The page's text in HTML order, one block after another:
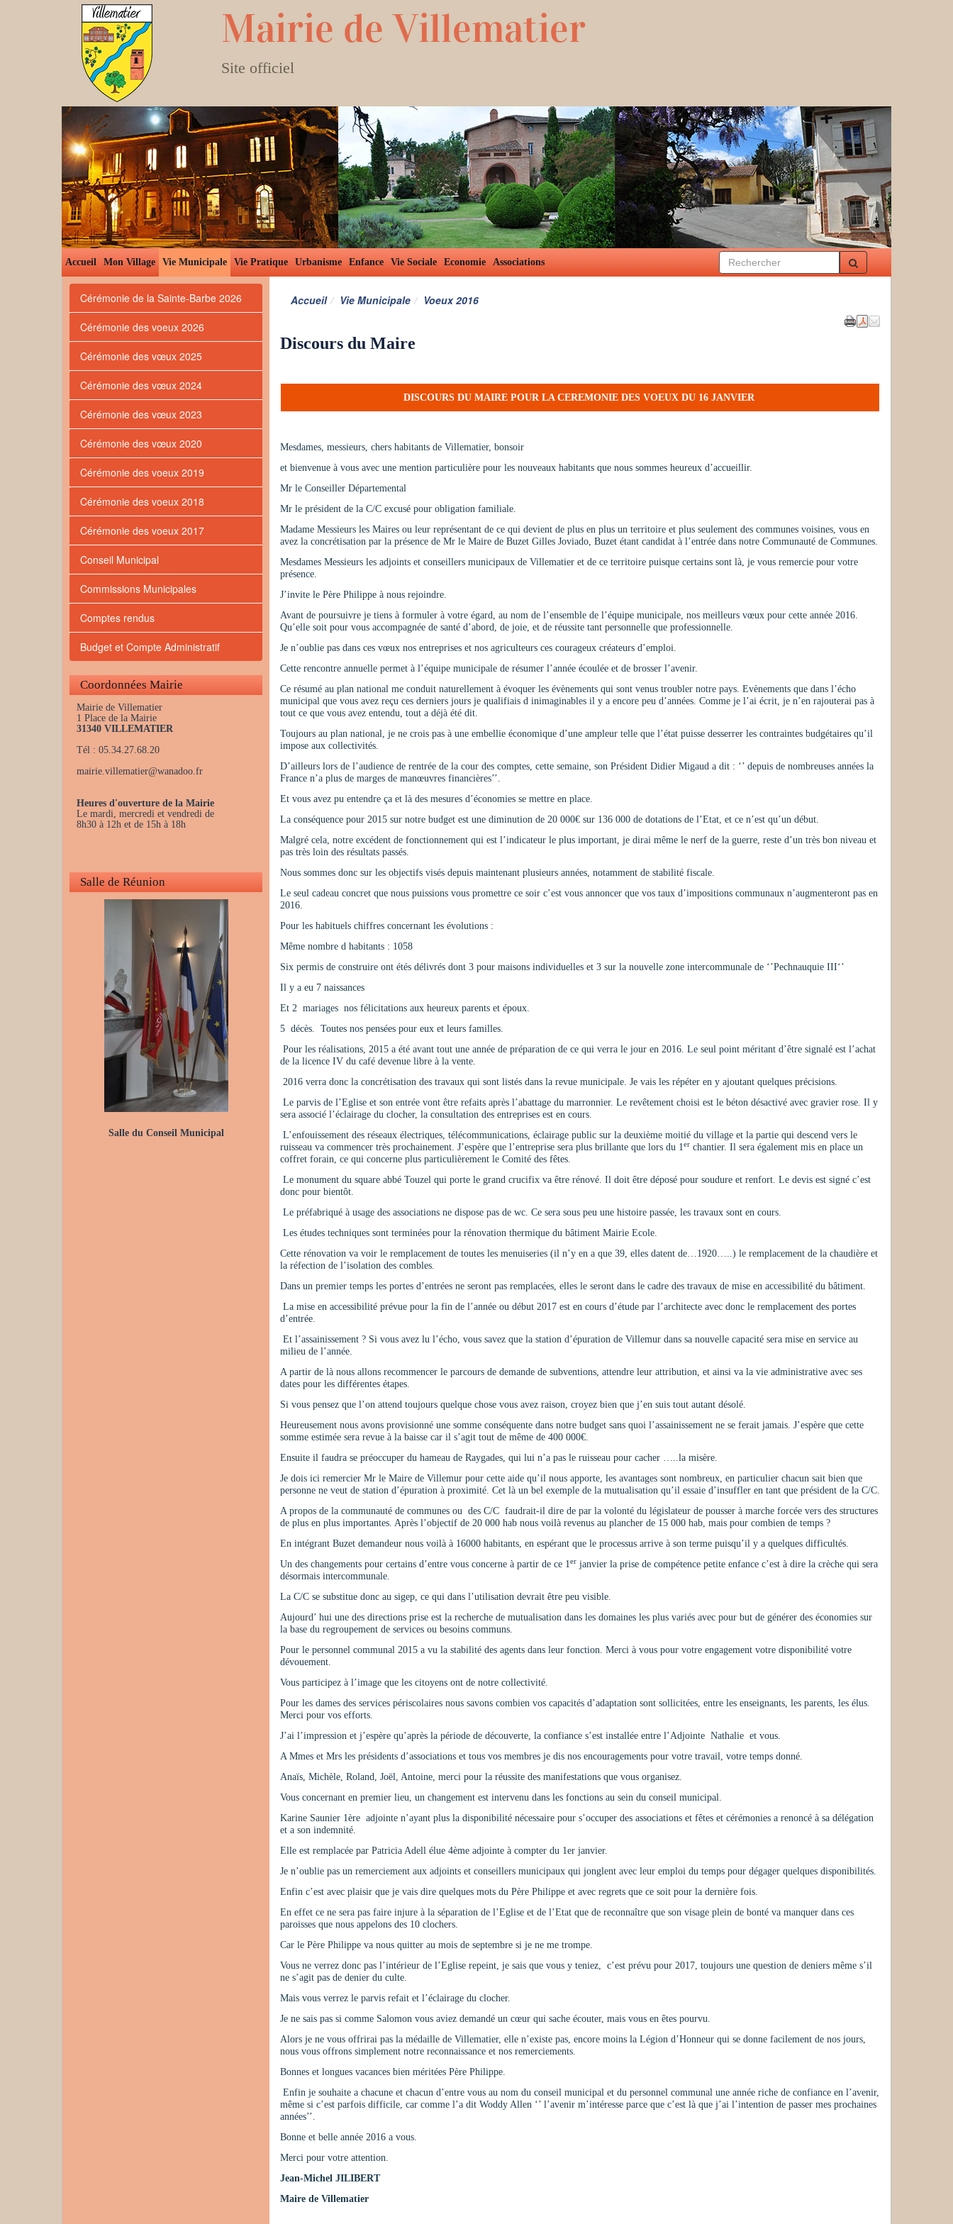
Mairie de Villematier
Site officiel
Accueil Mon Village Vie Municipale Vie Pratique Urbanisme Enfance Vie Sociale Economie Associations
Accueil Vie Municipale Voeux 2016
Discours du Maire
DISCOURS DU MAIRE POUR LA CEREMONIE DES VOEUX DU 16 JANVIER
Mesdames, messieurs, chers habitants de Villematier, bonsoir
et bienvenue à vous avec une mention particulière pour les nouveaux habitants que nous sommes heureux d’accueillir.
Mr le Conseiller Départemental
Mr le président de la C/C excusé pour obligation familiale.
Madame Messieurs les Maires ou leur représentant de ce qui devient de plus en plus un territoire et plus seulement des communes voisines, vous en
avez la concrétisation par la présence de Mr le Maire de Buzet Gilles Joviado, Buzet étant candidat à l’entrée dans notre Communauté de Communes.
Mesdames Messieurs les adjoints et conseillers municipaux de Villematier et de ce territoire puisque certains sont là, je vous remercie pour votre
présence.
J’invite le Père Philippe à nous rejoindre.
Avant de poursuivre je tiens à formuler à votre égard, au nom de l’ensemble de l’équipe municipale, nos meilleurs vœux pour cette année 2016.
Qu’elle soit pour vous accompagnée de santé d’abord, de joie, et de réussite tant personnelle que professionnelle.
Je n’oublie pas dans ces vœux nos entreprises et nos agriculteurs ces courageux créateurs d’emploi.
Cette rencontre annuelle permet à l’équipe municipale de résumer l’année écoulée et de brosser l’avenir.
Ce résumé au plan national me conduit naturellement à évoquer les évènements qui sont venus troubler notre pays. Evènements que dans l’écho
municipal que vous avez reçu ces derniers jours je qualifiais d inimaginables il y a encore peu d’années. Comme je l’ai écrit, je n’en rajouterai pas à
tout ce que vous avez entendu, tout a déjà été dit.
Toujours au plan national, je ne crois pas à une embellie économique d’une ampleur telle que l’état puisse desserrer les contraintes budgétaires qu’il
impose aux collectivités.
D’ailleurs lors de l’audience de rentrée de la cour des comptes, cette semaine, son Président Didier Migaud a dit : ‘’ depuis de nombreuses années la
France n’a plus de marges de manœuvres financières’’.
Et vous avez pu entendre ça et là des mesures d’économies se mettre en place.
La conséquence pour 2015 sur notre budget est une diminution de 20 000€ sur 136 000 de dotations de l’Etat, et ce n’est qu’un début.
Malgré cela, notre excédent de fonctionnement qui est l’indicateur le plus important, je dirai même le nerf de la guerre, reste d’un très bon niveau et
pas très loin des résultats passés.
Nous sommes donc sur les objectifs visés depuis maintenant plusieurs années, notamment de stabilité fiscale.
Le seul cadeau concret que nous puissions vous promettre ce soir c’est vous annoncer que vos taux d’impositions communaux n’augmenteront pas en
2016.
Pour les habituels chiffres concernant les évolutions :
Même nombre d habitants : 1058
Six permis de construire ont étés délivrés dont 3 pour maisons individuelles et 3 sur la nouvelle zone intercommunale de ‘’Pechnauquie III‘’
Il y a eu 7 naissances
Et 2 mariages nos félicitations aux heureux parents et époux.
5 décès. Toutes nos pensées pour eux et leurs familles.
Pour les réalisations, 2015 a été avant tout une année de préparation de ce qui verra le jour en 2016. Le seul point méritant d’être signalé est l’achat
de la licence IV du café devenue libre à la vente.
2016 verra donc la concrétisation des travaux qui sont listés dans la revue municipale. Je vais les répéter en y ajoutant quelques précisions.
Le parvis de l’Eglise et son entrée vont être refaits après l’abattage du marronnier. Le revêtement choisi est le béton désactivé avec gravier rose. Il y
sera associé l’éclairage du clocher, la consultation des entreprises est en cours.
L’enfouissement des réseaux électriques, télécommunications, éclairage public sur la deuxième moitié du village et la partie qui descend vers le
ruisseau va commencer très prochainement. J’espère que l’entreprise sera plus brillante que lors du 1er chantier. Il sera également mis en place un
coffret forain, ce qui concerne plus particulièrement le Comité des fêtes.
Le monument du square abbé Touzel qui porte le grand crucifix va être rénové. Il doit être déposé pour soudure et renfort. Le devis est signé c’est
donc pour bientôt.
Le préfabriqué à usage des associations ne dispose pas de wc. Ce sera sous peu une histoire passée, les travaux sont en cours.
Les études techniques sont terminées pour la rénovation thermique du bâtiment Mairie Ecole.
Cette rénovation va voir le remplacement de toutes les menuiseries (il n’y en a que 39, elles datent de…1920…..) le remplacement de la chaudière et
la réfection de l’isolation des combles.
Dans un premier temps les portes d’entrées ne seront pas remplacées, elles le seront dans le cadre des travaux de mise en accessibilité du bâtiment.
La mise en accessibilité prévue pour la fin de l’année ou début 2017 est en cours d’étude par l’architecte avec donc le remplacement des portes
d’entrée.
Et l’assainissement ? Si vous avez lu l’écho, vous savez que la station d’épuration de Villemur dans sa nouvelle capacité sera mise en service au
milieu de l’année.
A partir de là nous allons recommencer le parcours de demande de subventions, attendre leur attribution, et ainsi va la vie administrative avec ses
dates pour les différentes étapes.
Si vous pensez que l’on attend toujours quelque chose vous avez raison, croyez bien que j’en suis tout autant désolé.
Heureusement nous avons provisionné une somme conséquente dans notre budget sans quoi l’assainissement ne se ferait jamais. J’espère que cette
somme estimée sera revue à la baisse car il s’agit tout de même de 400 000€.
Ensuite il faudra se préoccuper du hameau de Raygades, qui lui n’a pas le ruisseau pour cacher …..la misère.
Je dois ici remercier Mr le Maire de Villemur pour cette aide qu’il nous apporte, les avantages sont nombreux, en particulier chacun sait bien que
personne ne veut de station d’épuration à proximité. Cet là un bel exemple de la mutualisation qu’il essaie d’insuffler en tant que président de la C/C.
A propos de la communauté de communes ou des C/C faudrait-il dire de par la volonté du législateur de pousser à marche forcée vers des structures
de plus en plus importantes. Après l’objectif de 20 000 hab nous voilà revenus au plancher de 15 000 hab, mais pour combien de temps ?
En intégrant Buzet demandeur nous voilà à 16000 habitants, en espérant que le processus arrive à son terme puisqu’il y a quelques difficultés.
Un des changements pour certains d’entre vous concerne à partir de ce 1er janvier la prise de compétence petite enfance c’est à dire la crèche qui sera
désormais intercommunale.
La C/C se substitue donc au sigep, ce qui dans l’utilisation devrait être peu visible.
Aujourd’ hui une des directions prise est la recherche de mutualisation dans les domaines les plus variés avec pour but de générer des économies sur
la base du regroupement de services ou besoins communs.
Pour le personnel communal 2015 a vu la stabilité des agents dans leur fonction. Merci à vous pour votre engagement votre disponibilité votre
dévouement.
Vous participez à l’image que les citoyens ont de notre collectivité.
Pour les dames des services périscolaires nous savons combien vos capacités d’adaptation sont sollicitées, entre les enseignants, les parents, les élus.
Merci pour vos efforts.
J’ai l’impression et j’espère qu’après la période de découverte, la confiance s’est installée entre l’Adjointe Nathalie et vous.
A Mmes et Mrs les présidents d’associations et tous vos membres je dis nos encouragements pour votre travail, votre temps donné.
Anaïs, Michèle, Roland, Joël, Antoine, merci pour la réussite des manifestations que vous organisez.
Vous concernant en premier lieu, un changement est intervenu dans les fonctions au sein du conseil municipal.
Karine Saunier 1ère adjointe n’ayant plus la disponibilité nécessaire pour s’occuper des associations et fêtes et cérémonies a renoncé à sa délégation
et a son indemnité.
Elle est remplacée par Patricia Adell élue 4ème adjointe à compter du 1er janvier.
Je n’oublie pas un remerciement aux adjoints et conseillers municipaux qui jonglent avec leur emploi du temps pour dégager quelques disponibilités.
Enfin c’est avec plaisir que je vais dire quelques mots du Père Philippe et avec regrets que ce soit pour la dernière fois.
En effet ce ne sera pas faire injure à la séparation de l’Eglise et de l’Etat que de reconnaître que son visage plein de bonté va manquer dans ces
paroisses que nous appelons des 10 clochers.
Car le Père Philippe va nous quitter au mois de septembre si je ne me trompe.
Vous ne verrez donc pas l’intérieur de l’Eglise repeint, je sais que vous y teniez, c’est prévu pour 2017, toujours une question de deniers même s’il
ne s’agit pas de denier du culte.
Mais vous verrez le parvis refait et l’éclairage du clocher.
Je ne sais pas si comme Salomon vous aviez demandé un cœur qui sache écouter, mais vous en êtes pourvu.
Alors je ne vous offrirai pas la médaille de Villematier, elle n’existe pas, encore moins la Légion d’Honneur qui se donne facilement de nos jours,
nous vous offrons simplement notre reconnaissance et nos remerciements.
Bonnes et longues vacances bien méritées Père Philippe.
Enfin je souhaite a chacune et chacun d’entre vous au nom du conseil municipal et du personnel communal une année riche de confiance en l’avenir,
même si c’est parfois difficile, car comme l’a dit Woddy Allen ‘’ l’avenir m’intéresse parce que c’est là que j’ai l’intention de passer mes prochaines
années’’.
Bonne et belle année 2016 a vous.
Merci pour votre attention.
Jean-Michel JILIBERT
Maire de Villematier
Cérémonie de la Sainte-Barbe 2026
Cérémonie des voeux 2026
Cérémonie des vœux 2025
Cérémonie des vœux 2024
Cérémonie des vœux 2023
Cérémonie des vœux 2020
Cérémonie des voeux 2019
Cérémonie des voeux 2018
Cérémonie des voeux 2017
Conseil Municipal
Commissions Municipales
Comptes rendus
Budget et Compte Administratif
Coordonnées Mairie
Mairie de Villematier
1 Place de la Mairie
31340 VILLEMATIER
Tél : 05.34.27.68.20
mairie.villematier@wanadoo.fr
Heures d'ouverture de la Mairie
Le mardi, mercredi et vendredi de
8h30 à 12h et de 15h à 18h
Salle de Réunion
Salle du Conseil Municipal